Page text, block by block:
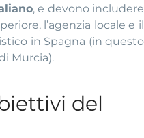
, e devono includere
l’agenzia locale e il
in Spagna (in questo
Murcia).
del